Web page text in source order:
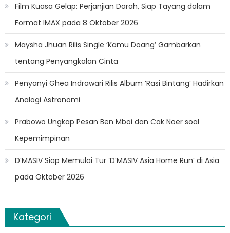
Film Kuasa Gelap: Perjanjian Darah, Siap Tayang dalam
Format IMAX pada 8 Oktober 2026
Maysha Jhuan Rilis Single ‘Kamu Doang’ Gambarkan
tentang Penyangkalan Cinta
Penyanyi Ghea Indrawari Rilis Album ‘Rasi Bintang’ Hadirkan
Analogi Astronomi
Prabowo Ungkap Pesan Ben Mboi dan Cak Noer soal
Kepemimpinan
D’MASIV Siap Memulai Tur ‘D’MASIV Asia Home Run’ di Asia
pada Oktober 2026
Kategori